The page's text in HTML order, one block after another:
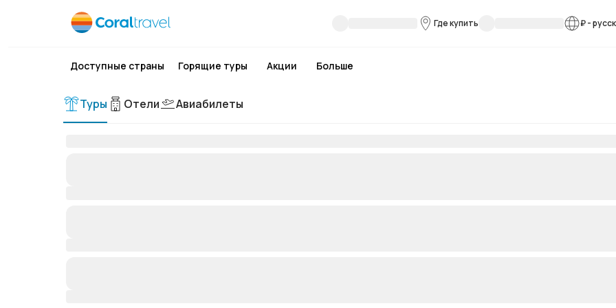
Где купить ₽-
Доступные страны Горящие туры Акции Больше
Туры Отели Авиабилеты